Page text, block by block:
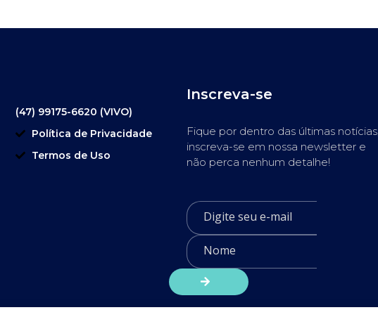
(47) 99175-6620 (VIVO)
Política de Privacidade
Termos de Uso
Inscreva-se
Fique por dentro das últimas notícias,
inscreva-se em nossa newsletter e
não perca nenhum detalhe!